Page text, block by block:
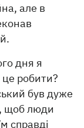
але в
дня я
робити?
був дуже
щоб люди
справді